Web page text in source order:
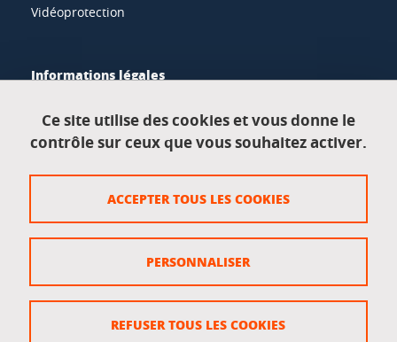
Vidéoprotection
Informations légales
Données personnelles
Crédits
Gestion des cookies
Accessibilité : non conforme
Ce site utilise des cookies et vous donne le
contrôle sur ceux que vous souhaitez activer.
ACCEPTER TOUS LES COOKIES
REFUSER TOUS LES COOKIES
PERSONNALISER